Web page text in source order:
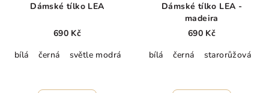
Dámské tílko LEA
690 Kč
bílá
černá světle modrá šedo-modrá magenta
Dámské tílko LEA -
madeira
690 Kč
bílá
černá starorůžová
hodnocení